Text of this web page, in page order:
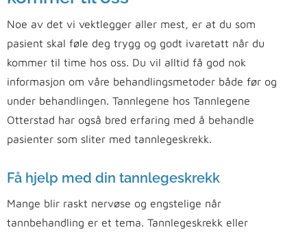
Noe av det vi vektlegger aller mest, er at du som
pasient skal føle deg trygg og godt ivaretatt når du
kommer til time hos oss. Du vil alltid få god nok
informasjon om våre behandlingsmetoder både før og
under behandlingen. Tannlegene hos Tannlegene
Otterstad har også bred erfaring med å behandle
pasienter som sliter med tannlegeskrekk.
Få hjelp med din tannlegeskrekk
Mange blir raskt nervøse og engstelige når
tannbehandling er et tema. Tannlegeskrekk eller